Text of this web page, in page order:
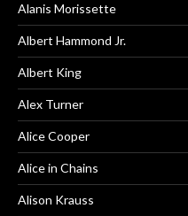
Alanis Morissette
Albert Hammond Jr.
Albert King
Alex Turner
Alice Cooper
Alice in Chains
Alison Krauss